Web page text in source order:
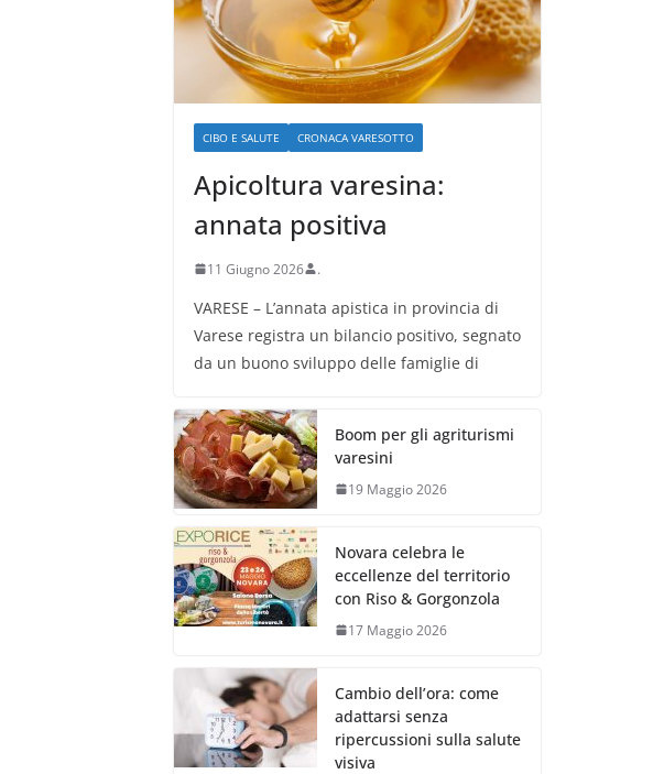
CIBO E SALUTE CRONACA VARESOTTO
Apicoltura varesina:
annata positiva
11 Giugno 2026 .
VARESE – L’annata apistica in provincia di
Varese registra un bilancio positivo, segnato
da un buono sviluppo delle famiglie di
Boom per gli agriturismi
varesini
19 Maggio 2026
Novara celebra le
eccellenze del territorio
con Riso & Gorgonzola
17 Maggio 2026
Cambio dell’ora: come
adattarsi senza
ripercussioni sulla salute
visiva